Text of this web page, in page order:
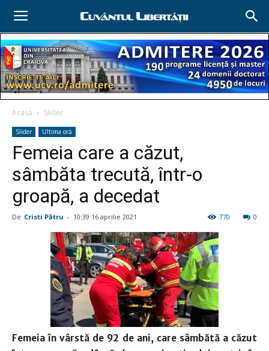
Acasă Slider
Slider Ultima oră
Femeia care a căzut,
sâmbăta trecută, într-o
groapă, a decedat
De Cristi Pătru - 10:39 16 aprilie 2021 0
770
Femeia în vârstă de 92 de ani, care sâmbătă a căzut